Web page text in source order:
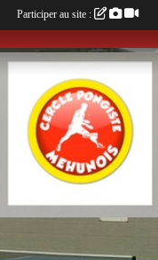
Participer au site :